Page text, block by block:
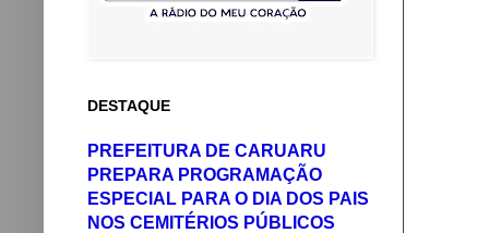
DESTAQUE
PREFEITURA DE CARUARU
PREPARA PROGRAMAÇÃO
ESPECIAL PARA O DIA DOS PAIS
NOS CEMITÉRIOS PÚBLICOS